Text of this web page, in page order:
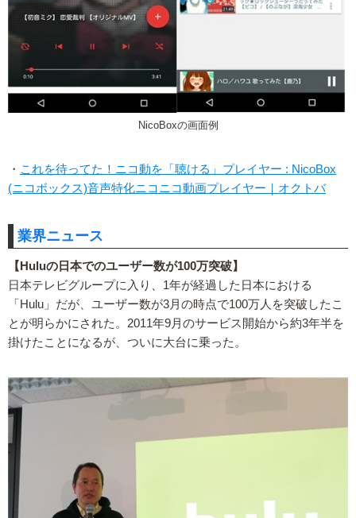
NicoBoxの画面例
・ これを待ってた！ニコ動を「聴ける」プレイヤー : NicoBox
(ニコボックス)音声特化ニコニコ動画プレイヤー｜オクトバ
業界ニュース
【Huluの日本でのユーザー数が100万突破】
日本テレビグループに入り、1年が経過した日本における
「Hulu」だが、ユーザー数が3月の時点で100万人を突破したこ
とが明らかにされた。2011年9月のサービス開始から約3年半を
掛けたことになるが、ついに大台に乗った。